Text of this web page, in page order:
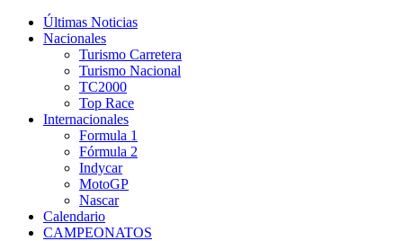
Últimas Noticias
Nacionales
Turismo Carretera
Turismo Nacional
TC2000
Top Race
Internacionales
Formula 1
Fórmula 2
Indycar
MotoGP
Nascar
Calendario
CAMPEONATOS